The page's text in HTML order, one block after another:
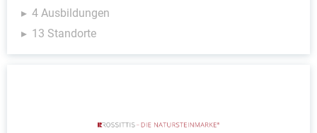
4 Ausbildungen
13 Standorte